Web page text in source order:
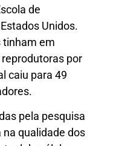
de
Unidos.
tinham em
por
caiu para 49
pela pesquisa
qualidade dos